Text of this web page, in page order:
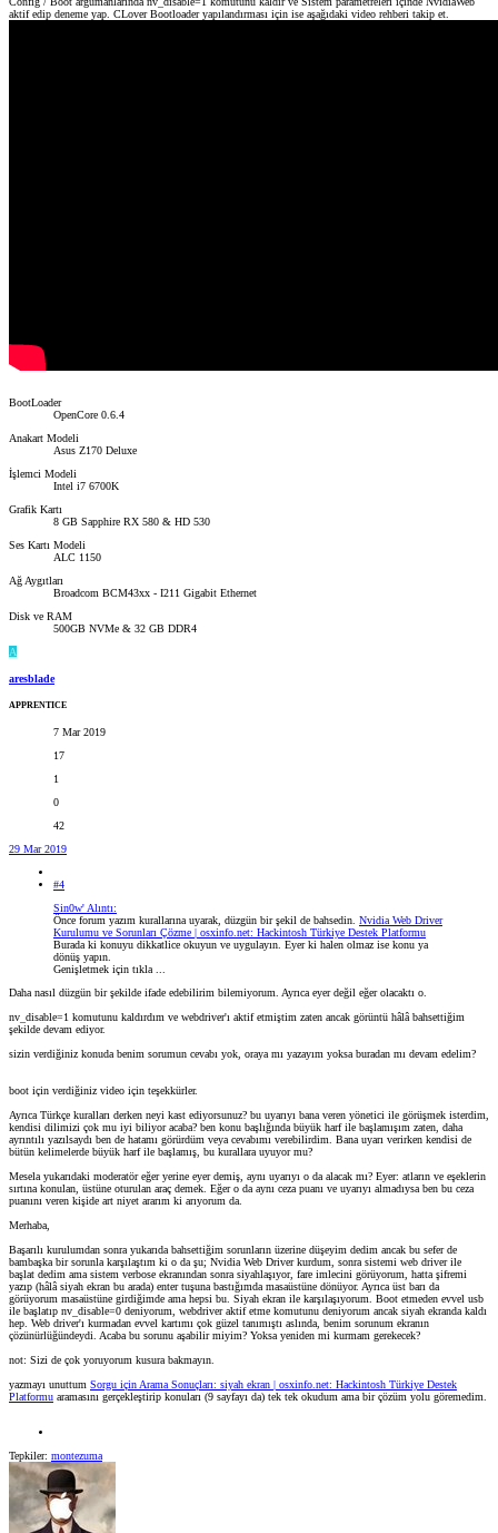
aktif edip deneme yap. CLover Bootloader yapılandırması için ise aşağıdaki video rehberi takip et.
BootLoader
OpenCore 0.6.4
Anakart Modeli
Asus Z170 Deluxe
İşlemci Modeli
Intel i7 6700K
Grafik Kartı
8 GB Sapphire RX 580 & HD 530
Ses Kartı Modeli
ALC 1150
Ağ Aygıtları
Broadcom BCM43xx - I211 Gigabit Ethernet
Disk ve RAM
500GB NVMe & 32 GB DDR4
A
aresblade
APPRENTICE
7 Mar 2019
17
1
0
42
29 Mar 2019
#4
Sin0w' Alıntı:
Önce forum yazım kurallarına uyarak, düzgün bir şekil de bahsedin. Nvidia Web Driver
Kurulumu ve Sorunları Çözme | osxinfo.net: Hackintosh Türkiye Destek Platformu
Burada ki konuyu dikkatlice okuyun ve uygulayın. Eyer ki halen olmaz ise konu ya
dönüş yapın.
Genişletmek için tıkla ...
Daha nasıl düzgün bir şekilde ifade edebilirim bilemiyorum. Ayrıca eyer değil eğer olacaktı o.
nv_disable=1 komutunu kaldırdım ve webdriver'ı aktif etmiştim zaten ancak görüntü hâlâ bahsettiğim
şekilde devam ediyor.
sizin verdiğiniz konuda benim sorumun cevabı yok, oraya mı yazayım yoksa buradan mı devam edelim?
boot için verdiğiniz video için teşekkürler.
Ayrıca Türkçe kuralları derken neyi kast ediyorsunuz? bu uyarıyı bana veren yönetici ile görüşmek isterdim,
kendisi dilimizi çok mu iyi biliyor acaba? ben konu başlığında büyük harf ile başlamışım zaten, daha
ayrıntılı yazılsaydı ben de hatamı görürdüm veya cevabımı verebilirdim. Bana uyarı verirken kendisi de
bütün kelimelerde büyük harf ile başlamış, bu kurallara uyuyor mu?
Mesela yukarıdaki moderatör eğer yerine eyer demiş, aynı uyarıyı o da alacak mı? Eyer: atların ve eşeklerin
sırtına konulan, üstüne oturulan araç demek. Eğer o da aynı ceza puanı ve uyarıyı almadıysa ben bu ceza
puanını veren kişide art niyet ararım ki arıyorum da.
Merhaba,
Başarılı kurulumdan sonra yukarıda bahsettiğim sorunların üzerine düşeyim dedim ancak bu sefer de
bambaşka bir sorunla karşılaştım ki o da şu; Nvidia Web Driver kurdum, sonra sistemi web driver ile
başlat dedim ama sistem verbose ekranından sonra siyahlaşıyor, fare imlecini görüyorum, hatta şifremi
yazıp (hâlâ siyah ekran bu arada) enter tuşuna bastığımda masaüstüne dönüyor. Ayrıca üst barı da
görüyorum masaüstüne girdiğimde ama hepsi bu. Siyah ekran ile karşılaşıyorum. Boot etmeden evvel usb
ile başlatıp nv_disable=0 deniyorum, webdriver aktif etme komutunu deniyorum ancak siyah ekranda kaldı
hep. Web driver'ı kurmadan evvel kartımı çok güzel tanımıştı aslında, benim sorunum ekranın
çözünürlüğündeydi. Acaba bu sorunu aşabilir miyim? Yoksa yeniden mi kurmam gerekecek?
not: Sizi de çok yoruyorum kusura bakmayın.
yazmayı unuttum Sorgu için Arama Sonuçları: siyah ekran | osxinfo.net: Hackintosh Türkiye Destek
Platformu aramasını gerçekleştirip konuları (9 sayfayı da) tek tek okudum ama bir çözüm yolu göremedim.
Tepkiler: montezuma